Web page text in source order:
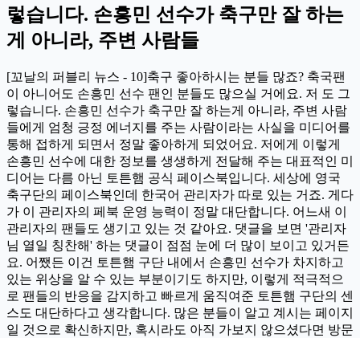
렇습니다. 손흥민 선수가 축구만 잘 하는
게 아니라, 주변 사람들
[꼬날의 퍼블리 뉴스 - 10]축구 좋아하시는 분들 많죠? 축국팬
이 아니어도 손흥민 선수 팬인 분들도 많으실 거에요. 저 도 그
렇습니다. 손흥민 선수가 축구만 잘 하는게 아니라, 주변 사람
들에게 엄청 긍정 에너지를 주는 사람이라는 사실을 미디어를
통해 접하게 되면서 정말 좋아하게 되었어요. 저에게 이렇게
손흥민 선수에 대한 정보를 생생하게 전달해 주는 대표적인 미
디어는 다름 아닌 토튼햄 공식 페이스북입니다. 세상에 영국
축구단의 페이스북인데 한국어 관리자가 따로 있는 거죠. 게다
가 이 관리자의 페북 운영 능력이 정말 대단합니다. 어느새 이
관리자의 팬들도 생기고 있는 것 같아요. 댓글을 보면 '관리자
님 열일 칭찬해' 하는 댓글이 점점 눈에 더 많이 보이고 있거든
요. 어쨌든 이건 토튼햄 구단 내에서 손흥민 선수가 차지하고
있는 위상을 알 수 있는 부분이기도 하지만, 이렇게 적극적으
로 팬들의 반응을 감지하고 빠르게 움직여준 토튼햄 구단의 센
스도 대단하다고 생각합니다. 많은 분들이 알고 계시는 페이지
일 것으로 확신하지만, 혹시라도 아직 가보지 않으셨다면 방문